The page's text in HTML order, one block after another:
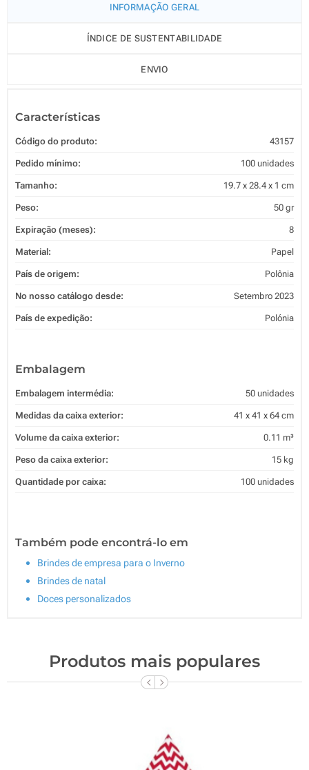
INFORMAÇÃO GERAL
ÍNDICE DE SUSTENTABILIDADE
ENVIO
Características
Código do produto: 43157
Pedido mínimo: 100 unidades
Tamanho: 19.7 x 28.4 x 1 cm
Peso: 50 gr
Expiração (meses): 8
Material: Papel
País de origem: Polônia
No nosso catálogo desde: Setembro 2023
País de expedição: Polónia
Embalagem
Embalagem intermédia: 50 unidades
Medidas da caixa exterior: 41 x 41 x 64 cm
Volume da caixa exterior: 0.11 m³
Peso da caixa exterior: 15 kg
Quantidade por caixa: 100 unidades
Também pode encontrá-lo em
Brindes de empresa para o Inverno
Brindes de natal
Doces personalizados
Produtos mais populares